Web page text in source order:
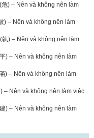
) – Nên và không nên làm
) – Nên và không nên làm
) – Nên và không nên làm
) – Nên và không nên làm
) – Nên và không nên làm
– Nên và không nên làm việc
) – Nên và không nên làm